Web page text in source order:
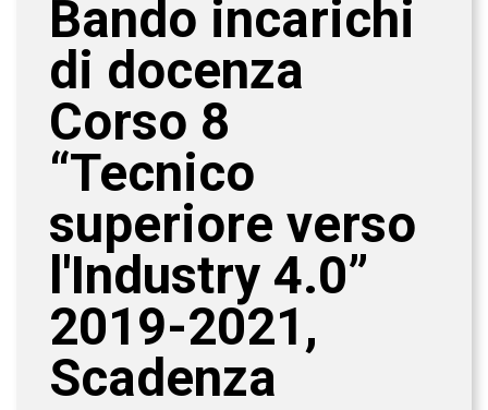
Bando incarichi
di docenza
Corso 8
“Tecnico
superiore verso
l'Industry 4.0”
2019-2021,
Scadenza